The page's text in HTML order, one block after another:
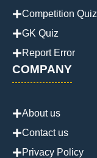
Competition Quiz
GK Quiz
Report Error
COMPANY
About us
Contact us
Privacy Policy